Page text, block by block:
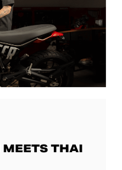
THAI